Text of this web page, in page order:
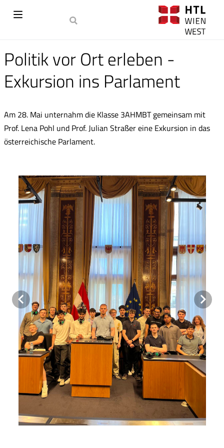
Politik vor Ort erleben -
Exkursion ins Parlament
Am 28. Mai unternahm die Klasse 3AHMBT gemeinsam mit
Prof. Lena Pohl und Prof. Julian Straßer eine Exkursion in das
österreichische Parlament.